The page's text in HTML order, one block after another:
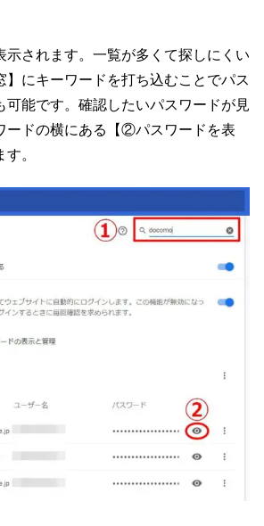
示されます。一覧が多くて探しにくい
にキーワードを打ち込むことでパス
可能です。確認したいパスワードが見
ードの横にある【②パスワードを表
。